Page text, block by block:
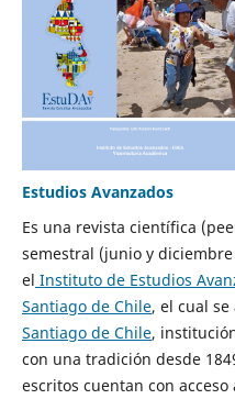
Estudios Avanzados
Es una revista científica
semestral (junio y
el Instituto de Estudios
Santiago de Chile, el cual se
Santiago de Chile,
con una tradición desde
escritos cuentan con